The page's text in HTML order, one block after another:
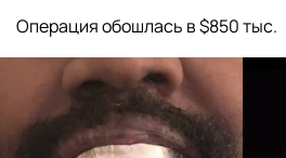
Операция обошлась в $850 тыс.